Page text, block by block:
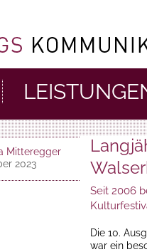
Mitteregger
2023
Seit 2006
Die 10.
war ein